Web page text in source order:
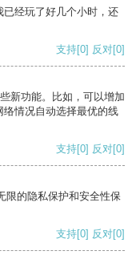
经玩了好几个小时，还
支持[0] 反对[0]
新功能。比如，可以增加
情况自动选择最优的线
支持[0] 反对[0]
限的隐私保护和安全性保
支持[0] 反对[0]